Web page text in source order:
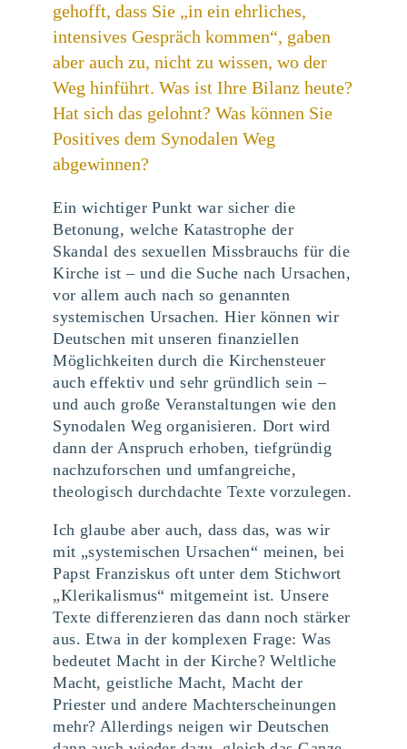
gehofft, dass Sie „in ein ehrliches,
intensives Gespräch kommen“, gaben
aber auch zu, nicht zu wissen, wo der
Weg hinführt. Was ist Ihre Bilanz heute?
Hat sich das gelohnt? Was können Sie
Positives dem Synodalen Weg
abgewinnen?
Ein wichtiger Punkt war sicher die
Betonung, welche Katastrophe der
Skandal des sexuellen Missbrauchs für die
Kirche ist – und die Suche nach Ursachen,
vor allem auch nach so genannten
systemischen Ursachen. Hier können wir
Deutschen mit unseren finanziellen
Möglichkeiten durch die Kirchensteuer
auch effektiv und sehr gründlich sein –
und auch große Veranstaltungen wie den
Synodalen Weg organisieren. Dort wird
dann der Anspruch erhoben, tiefgründig
nachzuforschen und umfangreiche,
theologisch durchdachte Texte vorzulegen.
Ich glaube aber auch, dass das, was wir
mit „systemischen Ursachen“ meinen, bei
Papst Franziskus oft unter dem Stichwort
„Klerikalismus“ mitgemeint ist. Unsere
Texte differenzieren das dann noch stärker
aus. Etwa in der komplexen Frage: Was
bedeutet Macht in der Kirche? Weltliche
Macht, geistliche Macht, Macht der
Priester und andere Machterscheinungen
mehr? Allerdings neigen wir Deutschen